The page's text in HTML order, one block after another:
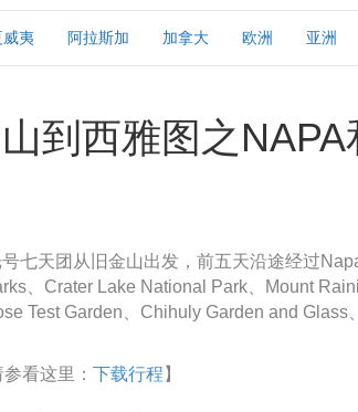
威夷 阿拉斯加 加拿大 欧洲 亚洲
到西雅图之NAPA
七天团从旧金山出发，前五天沿途经过
、Crater Lake National Park、Mount
Test Garden、Chihuly Garden and Glass、
看这里： 下载行程 】